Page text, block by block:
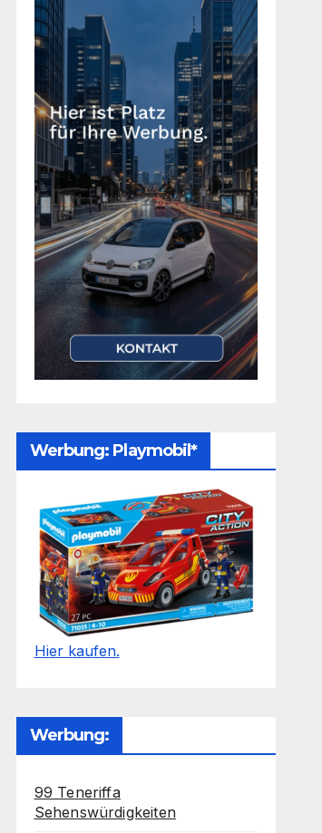
Werbung: Playmobil*
Hier kaufen.
Werbung:
99 Teneriffa
Sehenswürdigkeiten